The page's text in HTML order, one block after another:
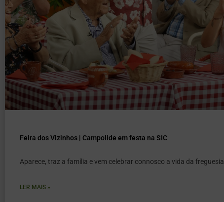
Feira dos Vizinhos | Campolide em festa na SIC
Aparece, traz a família e vem celebrar connosco a vida da freguesia.
LER MAIS »